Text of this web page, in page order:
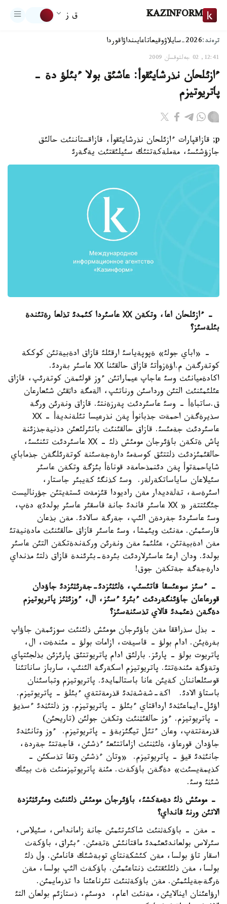
KAZINFORM ق ز
ترەند:2026-سايلاۋ وقيعاتاعايىنداۋاقوردا
12:41, 02 جەلتوقسان 2009
ءازئلحان نذرشايئقوأ: عاشئق بولا ءبئلؤ دة -
پاتريوتيزم
p; قازاقپارات ءازئلحان نذرشايئقوأ، قازاقستاننئث حالئق
جازؤشئسئ، مةملةكةتتئك سئيلئقتئث يةگةرئ
- ءازئلحان اعا، وتكةنХХ عاسئردا كئمدئ تذلعا رةتئندة
بئلةسئز؟
- «اباي جولئ» ةپوپةياسئ ارقئلئ قازاق ادةبيةتئن كوككة
كوتةرگةن م.اؤةزوأتئ قازاق حالقئنا ХХ عاسئر بةردئ.
اكادةميانئث وسئ عاجاپ عيماراتئن ءوز قولئمةن كوتةرئپ، قازاق
عئلئمئنئث التئن ورداسئن ورناتئپ، الةمگة داثقئن شئعارعان
ق.ساتباةأ - وسئ عاسئردئث پةرزةنتئ. قازاق ونةرئن ورگة
سذيرةگةن احمةت جذبانوأ پةن نذرعيسا تئلةنديةأ - ХХ
عاسئردئث جةمئسئ. قازاق حالقئنئث باتئرلئعئن دذنيةجذزئنة
پاش ةتكةن باؤئرجان مومئش ذلئ - ХХ عاسئردئث تئنئسئ،
حالقئمئزدئث ذلتتئق كوسةمئ دارةجةسئنة كوتةرئلگةن جذماباي
شاياحمةتوأ پةن دئنمذحامةد قوناةأ بئزگة وتكةن عاسئر
سئيلاعان ساياساتكةرلةر. وسئ كذنگئ كةيبئر جاستار،
اسئرةسة، تةلةديدار مةن راديودا قئزمةت ئستةيتئن جؤرناليست
جئگئتتةر « ХХ عاسئر قاندئ جانة قاسقئر عاسئر بولدئ» دةپ،
وسئ عاسئردئ جةردةن الئپ، جةرگة سالادئ. مةن بذعان
قارسئمئن. مةنئث ويئمشا، وسئ عاسئر قازاق حالقئنئث مادةنيةتئ
مةن ادةبيةتئن، عئلئمئ مةن ونةرئن وركةندةتكةن التئن عاسئر
بولدئ. ودان ارعئ عاسئرلاردئث بئردة-بئرئندة قازاق ذلتئ مذنداي
دارةجةگة جةتكةن جوق!
- ءسئز سوعئسقا قاتئسئپ، ةلئثئزدئ-جةرئثئزدئ جاؤدان
قورعاعان جاؤئنگةردئث ءبئرئ ءسئز، ال، ءوزئثئز پاتريوتيزم
دةگةن ذعئمدئ قالاي تذسئنةسئز؟
- بذل سذراققا مةن باؤئرجان مومئش ذلئنئث سوزئمةن جاؤاپ
بةرةيئن. ادام بولؤ - قاسيةت، ازامات بولؤ - مئندةت، ال،
پاتريوت بولؤ - پارئز. بارلئق ادام پاتريوتتئق پارئزئن بذلجئتپاي
وتةؤگة مئندةتتئ. پاتريوتيزم اسكةرگة الئنئپ، سارباز ساناتئنا
قوسئلعاننان كةيئن عانا باستالمايدئ. پاتريوتيزم وتباسئنان
باستاؤ الادئ. اكة-شةشةثدئ قذرمةتتةي ءبئلؤ - پاتريوتيزم.
اؤئل-ايماعئثدئ ارداقتاي ءبئلؤ - پاتريوتيزم. وز ذلتئثدئ ءسذيؤ
- پاتريوتيزم. ءوز حالقئثنئث وتكةن جولئن (تاريحئن)
قذرمةتتةپ، وعان ءتئل تيگئزبةؤ - پاتريوتيزم. ءوز وتانئثدئ
جاؤدان قورعاؤ، ةلئثنئث ازاماتتئعئ ءذشئن، قاجةتتئ جةردة،
جانئثدئ قيؤ - پاتريوتيزم. «وتان ءذشئن وتقا تذسكئن -
كذيمةيسئث» دةگةن باؤكةث. مئنة پاتريوتيزمنئث ةث بيئك
شئثئ وسئ.
- مومئش ذلئ دةمةكشئ، باؤئرجان مومئش ذلئنئث ومئرئثئزدة
الاتئن ورنئ قانداي؟
- مةن - باؤكةثنئث شاكئرتئمئن جانة زامانداس، سئيلاس،
سئرلاس بولعاندئعئمدئ ماقتانئش ةتةمئن. ءبئراق، باؤكةث
اسقار تاؤ بولسا، مةن كئشكةنتاي توبةشئك قانامئن. ول ذلئ
بولسا، مةن ذلئلئقتئث ذنتاعئمئن. باؤكةث الئپ بولسا، مةن
ةرگةجةيلئمئن. مةن باؤكةثنئث تئرناعئنا دا تذرمايمئن.
ارؤاعئنان اينالايئن، مةنئث اعام، دوسئم، ذستازئم بولعان التئ